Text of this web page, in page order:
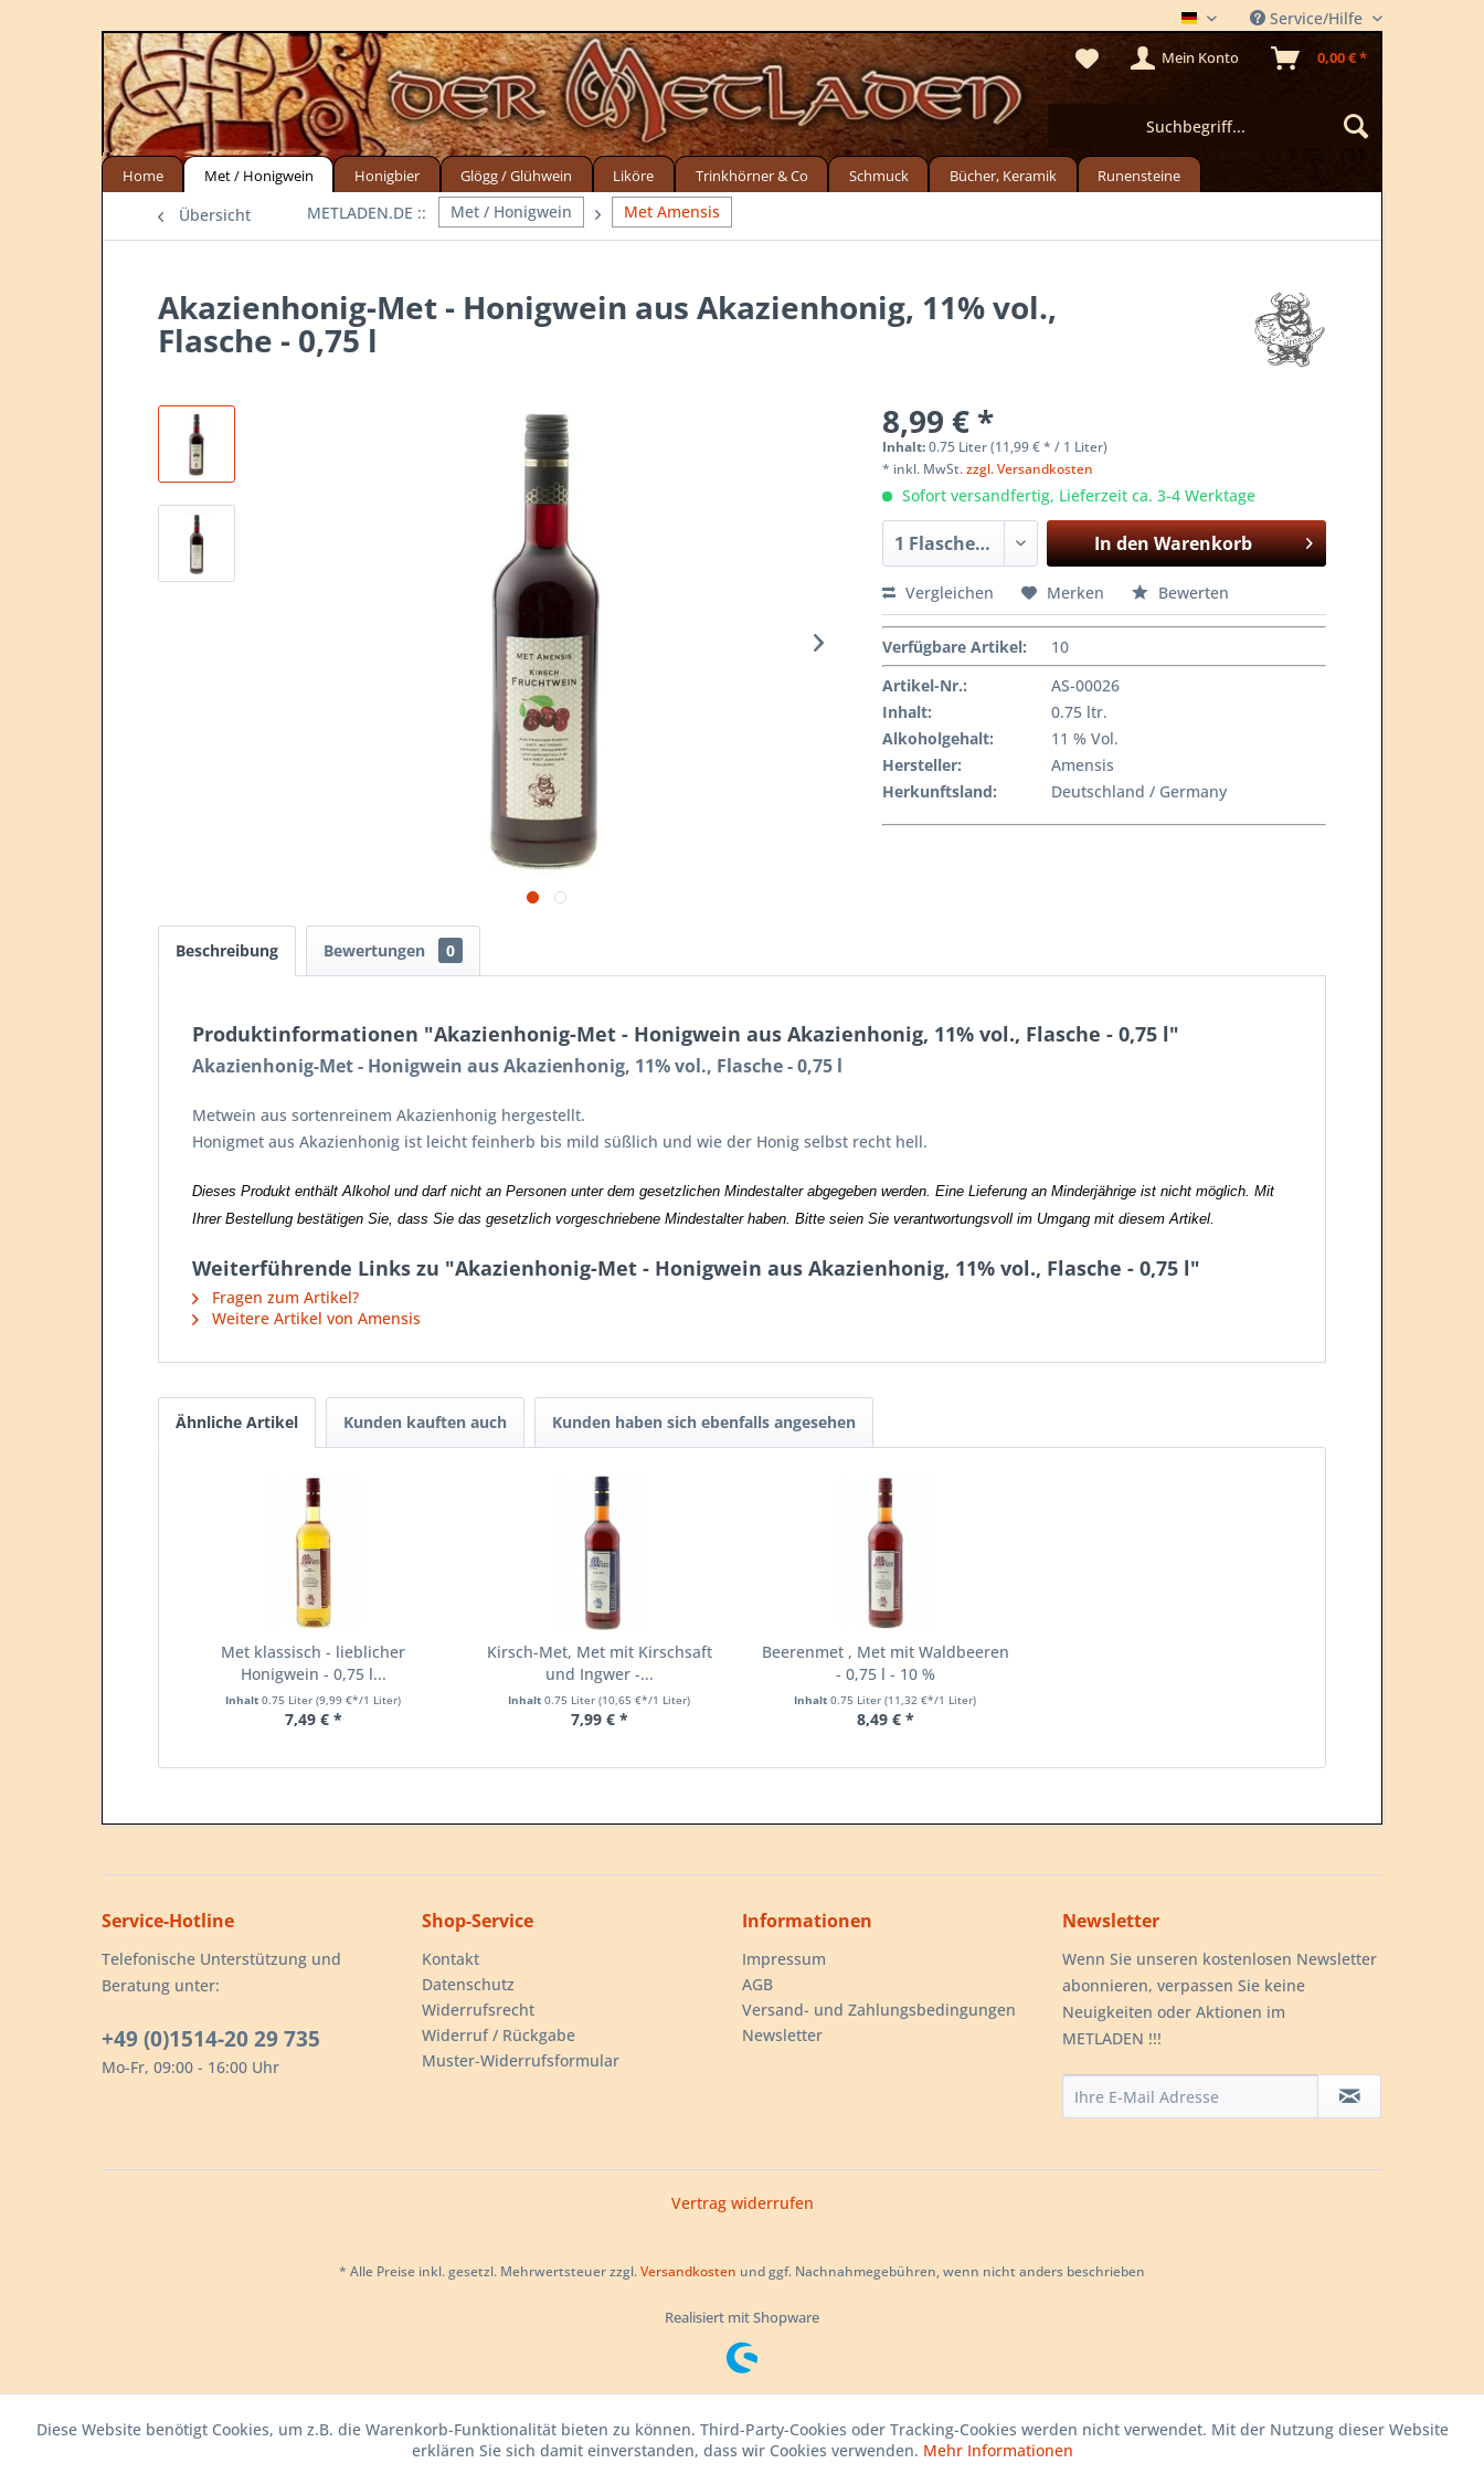
DER METLADENService/Hilfe
Mein Konto 0,00 € *
Home Met / Honigwein Honigbier Glögg / Glühwein Liköre Trinkhörner & Co Schmuck Bücher, Keramik Runensteine
Übersicht Met / Honigwein Met Amensis
Akazienhonig-Met - Honigwein aus Akazienhonig, 11% vol.,
Flasche - 0,75 l
8,99 € *
Inhalt:0.75 Liter (11,99 € * / 1 Liter)
* inkl. MwSt.zzgl. Versandkosten
Sofort versandfertig, Lieferzeit ca. 3-4 Werktage
In denWarenkorb
Vergleichen Merken Bewerten
Verfügbare Artikel:
10
Artikel-Nr.:
AS-00026
Inhalt:
0.75 ltr.
Alkoholgehalt:
11 % Vol.
Hersteller:
Amensis
Herkunftsland:
Deutschland / Germany
Beschreibung Bewertungen 0
Produktinformationen "Akazienhonig-Met - Honigwein aus Akazienhonig, 11% vol., Flasche - 0,75 l"
Akazienhonig-Met - Honigwein aus Akazienhonig, 11% vol., Flasche - 0,75 l
Metwein aus sortenreinem Akazienhonig hergestellt.
Honigmet aus Akazienhonig ist leicht feinherb bis mild süßlich und wie der Honig selbst recht hell.
Dieses Produkt enthält Alkohol und darf nicht an Personen unter dem gesetzlichen Mindestalter abgegeben werden. Eine Lieferung an Minderjährige ist nicht möglich. Mit
Ihrer Bestellung bestätigen Sie, dass Sie das gesetzlich vorgeschriebene Mindestalter haben. Bitte seien Sie verantwortungsvoll im Umgang mit diesem Artikel.
Weiterführende Links zu "Akazienhonig-Met - Honigwein aus Akazienhonig, 11% vol., Flasche - 0,75 l"
Fragen zum Artikel?
Weitere Artikel von Amensis
Ähnliche Artikel Kunden kauften auch Kunden haben sich ebenfalls angesehen
Met klassisch - lieblicher
Honigwein - 0,75 l...
Inhalt 0.75 Liter (9,99 €*/1 Liter)
7,49 € *
Kirsch-Met, Met mit Kirschsaft
und Ingwer -...
Inhalt 0.75 Liter (10,65 €*/1 Liter)
7,99 € *
Beerenmet , Met mit Waldbeeren
- 0,75 l - 10 %
Inhalt 0.75 Liter (11,32 €*/1 Liter)
8,49 € *
Service-Hotline
Telefonische Unterstützung und
Beratung unter:
+49 (0)1514-20 29 735
Mo-Fr, 09:00 - 16:00 Uhr
Shop-Service
Kontakt
Datenschutz
Widerrufsrecht
Widerruf / Rückgabe
Muster-Widerrufsformular
Informationen
Impressum
AGB
Versand- und Zahlungsbedingungen
Newsletter
Newsletter
Wenn Sie unseren kostenlosen Newsletter
abonnieren, verpassen Sie keine
Neuigkeiten oder Aktionen im
METLADEN !!!
Vertrag widerrufen
* Alle Preise inkl. gesetzl. Mehrwertsteuer zzgl.Versandkosten und ggf. Nachnahmegebühren, wenn nicht anders beschrieben
Realisiert mit Shopware
Diese Website benötigt Cookies, um z.B. die Warenkorb-Funktionalität bieten zu können. Third-Party-Cookies oder Tracking-Cookies werden nicht verwendet. Mit der Nutzung dieser Website
erklären Sie sich damit einverstanden, dass wir Cookies verwenden. Mehr Informationen